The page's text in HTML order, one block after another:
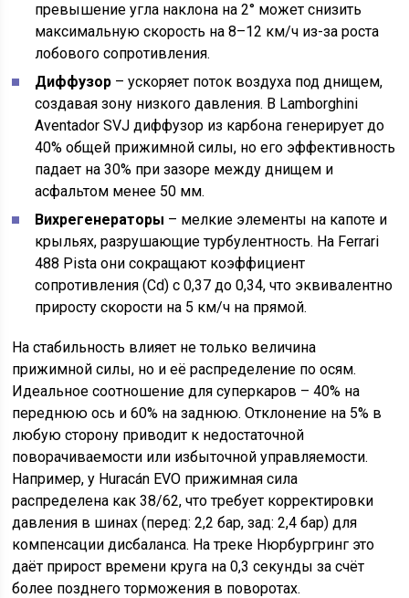
превышение угла наклона на 2° может снизить
максимальную скорость на 8–12 км/ч из-за роста
лобового сопротивления.
Диффузор – ускоряет поток воздуха под днищем,
создавая зону низкого давления. В Lamborghini
Aventador SVJ диффузор из карбона генерирует до
40% общей прижимной силы, но его эффективность
падает на 30% при зазоре между днищем и
асфальтом менее 50 мм.
Вихрегенераторы – мелкие элементы на капоте и
крыльях, разрушающие турбулентность. На Ferrari
488 Pista они сокращают коэффициент
сопротивления (Cd) с 0,37 до 0,34, что эквивалентно
приросту скорости на 5 км/ч на прямой.
На стабильность влияет не только величина
прижимной силы, но и её распределение по осям.
Идеальное соотношение для суперкаров – 40% на
переднюю ось и 60% на заднюю. Отклонение на 5% в
любую сторону приводит к недостаточной
поворачиваемости или избыточной управляемости.
Например, у Huracán EVO прижимная сила
распределена как 38/62, что требует корректировки
давления в шинах (перед: 2,2 бар, зад: 2,4 бар) для
компенсации дисбаланса. На треке Нюрбургринг это
даёт прирост времени круга на 0,3 секунды за счёт
более позднего торможения в поворотах.